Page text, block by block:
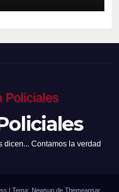
dicen... Contamos la verdad
Tema: Newsup de Themeansar